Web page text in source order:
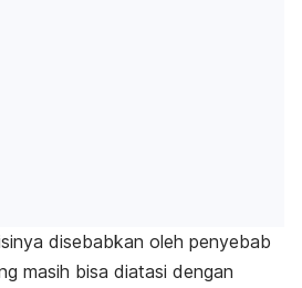
disebabkan oleh penyebab
masih bisa diatasi dengan